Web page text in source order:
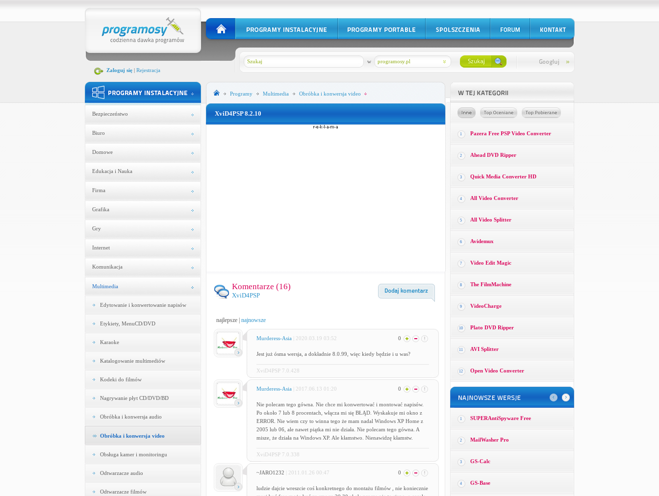
Zaloguj się| Rejestracja
programosy.pl
w
Bezpieczeństwo
Biuro
Domowe
Edukacja i Nauka
Firma
Grafika
Gry
Internet
Komunikacja
Multimedia
Edytowanie i konwertowanie napisów
Etykiety, MenuCD/DVD
Karaoke
Katalogowanie multimediów
Kodeki do filmów
Nagrywanie płyt CD/DVD/BD
Obróbka i konwersja audio
Obróbka i konwersja video
Obsługa kamer i monitoringu
Odtwarzacze audio
Odtwarzacze filmów
Programy Multimedia Obróbka i konwersja video
XviD4PSP 8.2.10
Komentarze (16)
XviD4PSP
najlepsze| najnowsze
Murderess-Asia | 2020.03.19 03:52 0
Jest już ósma wersja, a dokładnie 8.0.99, więc kiedy będzie i u was?
XviD4PSP 7.0.428
Murderess-Asia | 2017.06.13 01:20 0
Nie polecam tego gówna. Nie chce mi konwertować i montować napisów.
Po około 7 lub 8 procentach, włącza mi się BŁĄD. Wyskakuje mi okno z
ERROR. Nie wiem czy to winna tego że mam nadal Windows XP Home z
2005 lub 06, ale nawet piątka mi nie działa. Nie polecam tego gówna. A
misze, że działa na Windows XP. Ale kłamstwo. Nienawidzę kłamstw.
XviD4PSP 7.0.338
~JARO1232 | 2011.01.26 00:47 0
ludzie dajcie wreszcie coś konkretnego do montażu filmów , nie koniecznie
1 Pazera Free PSP Video Converter
2 Ahead DVD Ripper
3 Quick Media Converter HD
4 All Video Converter
5 All Video Splitter
6 Avidemux
7 Video Edit Magic
8 The FilmMachine
9 VideoCharge
10 Plato DVD Ripper
11 AVI Splitter
12 Open Video Converter
1 SUPERAntiSpyware Free
2 MailWasher Pro
3 GS-Calc
4 GS-Base